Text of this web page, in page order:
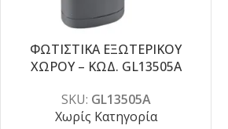
ΦΩΤΙΣΤΙΚΑ ΕΞΩΤΕΡΙΚΟΥ
ΧΩΡΟΥ – ΚΩΔ. GL13505A
SKU: GL13505A
Χωρίς Κατηγορία